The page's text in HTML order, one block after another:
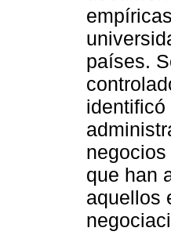
países.
que han
aquellos